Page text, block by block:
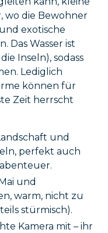
wo die Bewohner
exotische
Das Wasser ist
Inseln), sodass
Lediglich
können für
Zeit herrscht
und
perfekt auch
und
warm, nicht zu
stürmisch).
Kamera mit – ihr